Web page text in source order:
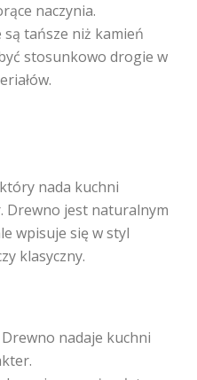
naczynia.
tańsze niż kamień
stosunkowo drogie w
nada kuchni
Drewno jest naturalnym
wpisuje się w styl
klasyczny.
Drewno nadaje kuchni